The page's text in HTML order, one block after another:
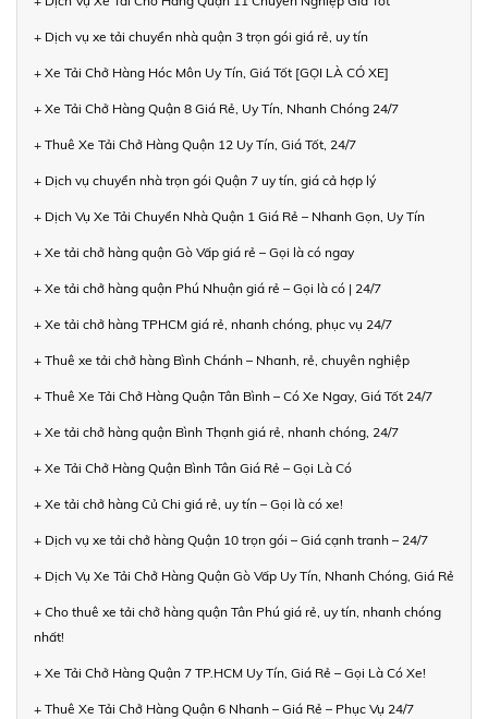
+ Dịch vụ xe tải chuyển nhà quận 3 trọn gói giá rẻ, uy tín
+ Xe Tải Chở Hàng Hóc Môn Uy Tín, Giá Tốt [GỌI LÀ CÓ XE]
+ Xe Tải Chở Hàng Quận 8 Giá Rẻ, Uy Tín, Nhanh Chóng 24/7
+ Thuê Xe Tải Chở Hàng Quận 12 Uy Tín, Giá Tốt, 24/7
+ Dịch vụ chuyển nhà trọn gói Quận 7 uy tín, giá cả hợp lý
+ Dịch Vụ Xe Tải Chuyển Nhà Quận 1 Giá Rẻ – Nhanh Gọn, Uy Tín
+ Xe tải chở hàng quận Gò Vấp giá rẻ – Gọi là có ngay
+ Xe tải chở hàng quận Phú Nhuận giá rẻ – Gọi là có | 24/7
+ Xe tải chở hàng TPHCM giá rẻ, nhanh chóng, phục vụ 24/7
+ Thuê xe tải chở hàng Bình Chánh – Nhanh, rẻ, chuyên nghiệp
+ Thuê Xe Tải Chở Hàng Quận Tân Bình – Có Xe Ngay, Giá Tốt 24/7
+ Xe tải chở hàng quận Bình Thạnh giá rẻ, nhanh chóng, 24/7
+ Xe Tải Chở Hàng Quận Bình Tân Giá Rẻ – Gọi Là Có
+ Xe tải chở hàng Củ Chi giá rẻ, uy tín – Gọi là có xe!
+ Dịch vụ xe tải chở hàng Quận 10 trọn gói – Giá cạnh tranh – 24/7
+ Dịch Vụ Xe Tải Chở Hàng Quận Gò Vấp Uy Tín, Nhanh Chóng, Giá Rẻ
+ Cho thuê xe tải chở hàng quận Tân Phú giá rẻ, uy tín, nhanh chóng
nhất!
+ Xe Tải Chở Hàng Quận 7 TP.HCM Uy Tín, Giá Rẻ – Gọi Là Có Xe!
+ Thuê Xe Tải Chở Hàng Quận 6 Nhanh – Giá Rẻ – Phục Vụ 24/7